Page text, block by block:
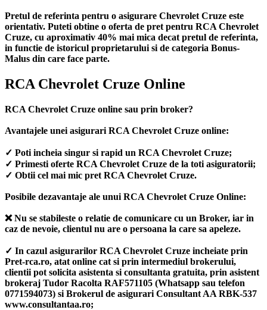
Pretul de referinta pentru o asigurare Chevrolet Cruze este
orientativ. Puteti obtine o oferta de pret pentru RCA Chevrolet
Cruze, cu aproximativ 40% mai mica decat pretul de referinta,
in functie de istoricul proprietarului si de categoria Bonus-
Malus din care face parte.
RCA Chevrolet Cruze Online
RCA Chevrolet Cruze online sau prin broker?
Avantajele unei asigurari RCA Chevrolet Cruze online:
✓ Poti incheia singur si rapid un RCA Chevrolet Cruze;
✓ Primesti oferte RCA Chevrolet Cruze de la toti asiguratorii;
✓ Obtii cel mai mic pret RCA Chevrolet Cruze.
Posibile dezavantaje ale unui RCA Chevrolet Cruze Online:
❌ Nu se stabileste o relatie de comunicare cu un Broker, iar in
caz de nevoie, clientul nu are o persoana la care sa apeleze.
✓ In cazul asigurarilor RCA Chevrolet Cruze incheiate prin
Pret-rca.ro, atat online cat si prin intermediul brokerului,
clientii pot solicita asistenta si consultanta gratuita, prin asistent
brokeraj Tudor Racolta RAF571105 (Whatsapp sau telefon
0771594073) si Brokerul de asigurari Consultant AA RBK-537
www.consultantaa.ro;